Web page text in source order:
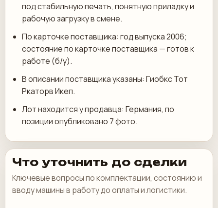
под стабильную печать, понятную приладку и
рабочую загрузку в смене.
По карточке поставщика: год выпуска 2006;
состояние по карточке поставщика — готов к
работе (б/у).
В описании поставщика указаны: Гиобкс Тот
Ркаторв Икеп.
Лот находится у продавца: Германия, по
позиции опубликовано 7 фото.
Что уточнить до сделки
Ключевые вопросы по комплектации, состоянию и
вводу машины в работу до оплаты и логистики.